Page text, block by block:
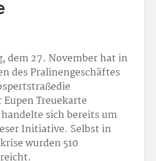
dem 27. November hat in
des Pralinengeschäftes
Treuekarte
sich bereits um
Initiative. Selbst in
wurden 510